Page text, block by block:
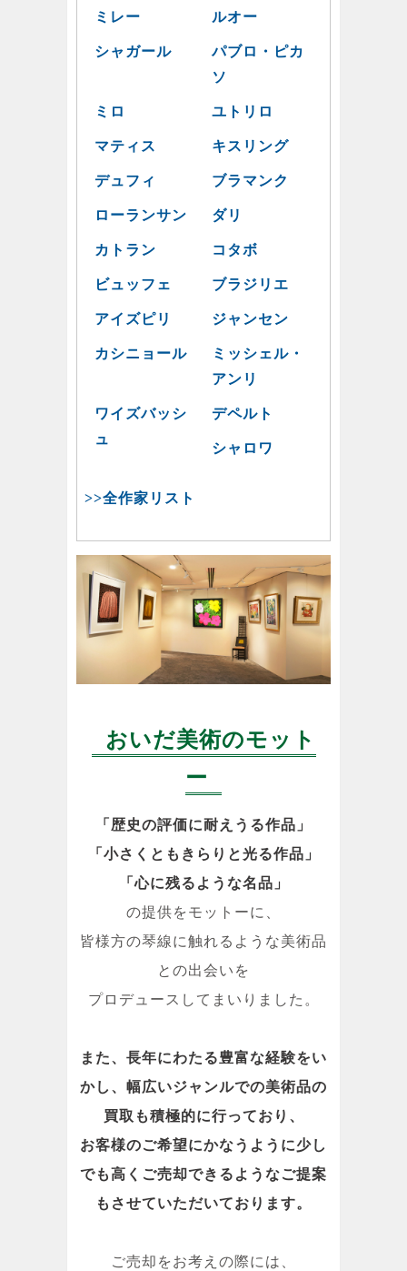
ミレー ルオー
シャガール
パブロ・ピカ
ソ
ミロ ユトリロ
マティス キスリング
デュフィ ブラマンク
ローランサン ダリ
カトラン コタボ
ビュッフェ ブラジリエ
アイズピリ ジャンセン
カシニョール
ミッシェル・
アンリ
ワイズバッシ
ュ
デペルト
シャロワ
>>全作家リスト
おいだ美術のモット
ー
「歴史の評価に耐えうる作品」
「小さくともきらりと光る作品」
「心に残るような名品」
の提供をモットーに、
皆様方の琴線に触れるような美術品
との出会いを
プロデュースしてまいりました。
また、長年にわたる豊富な経験をい
かし、幅広いジャンルでの美術品の
買取も積極的に行っており、
お客様のご希望にかなうように少し
でも高くご売却できるようなご提案
もさせていただいております。
ご売却をお考えの際には、